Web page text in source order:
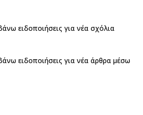
ειδοποιήσεις για νέα σχόλια
ειδοποιήσεις για νέα άρθρα μέσω